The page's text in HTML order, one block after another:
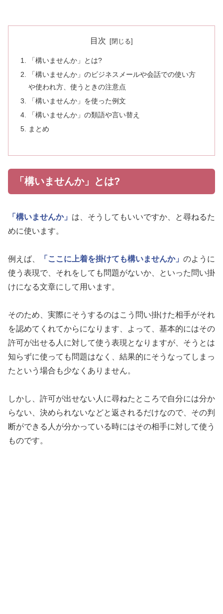
目次
「構いませんか」とは?
「構いませんか」のビジネスメールや会話での使い方
や使われ方、使うときの注意点
「構いませんか」を使った例文
「構いませんか」の類語や言い替え
まとめ
「構いませんか」とは?
「構いませんか」 は、そうしてもいいですか、と尋ねるた
めに使います。
例えば、 「ここに上着を掛けても構いませんか」 のように
使う表現で、それをしても問題がないか、といった問い掛
けになる文章にして用います。
そのため、実際にそうするのはこう問い掛けた相手がそれ
を認めてくれてからになります、よって、基本的にはその
許可が出せる人に対して使う表現となりますが、そうとは
知らずに使っても問題はなく、結果的にそうなってしまっ
たという場合も少なくありません。
しかし、許可が出せない人に尋ねたところで自分には分か
らない、決められないなどと返されるだけなので、その判
断ができる人が分かっている時にはその相手に対して使う
ものです。